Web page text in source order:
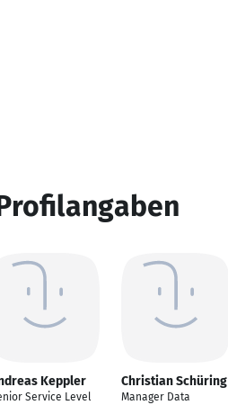
Keppler
Service Level
Christian Schüring
Manager Data